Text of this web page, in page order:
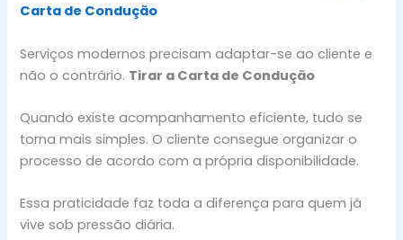
Carta de Condução
Serviços modernos precisam adaptar-se ao cliente e
não o contrário. Tirar a Carta de Condução
Quando existe acompanhamento eficiente, tudo se
torna mais simples. O cliente consegue organizar o
processo de acordo com a própria disponibilidade.
Essa praticidade faz toda a diferença para quem já
vive sob pressão diária.